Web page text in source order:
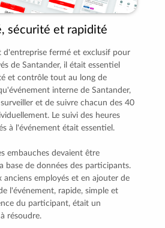
sécurité et rapidité
d'entreprise fermé et exclusif pour
de Santander, il était essentiel
et contrôle tout au long de
interne de Santander,
et de suivre chacun des 40
Le suivi des heures
à l'événement était essentiel.
embauches devaient être
base de données des participants.
anciens employés et en ajouter de
l'événement, rapide, simple et
du participant, était un
résoudre.